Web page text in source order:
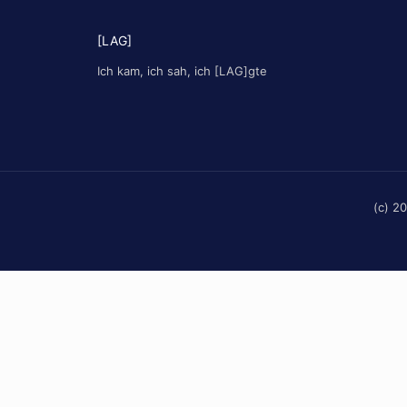
[LAG]
Ich kam, ich sah, ich [LAG]gte
(c)